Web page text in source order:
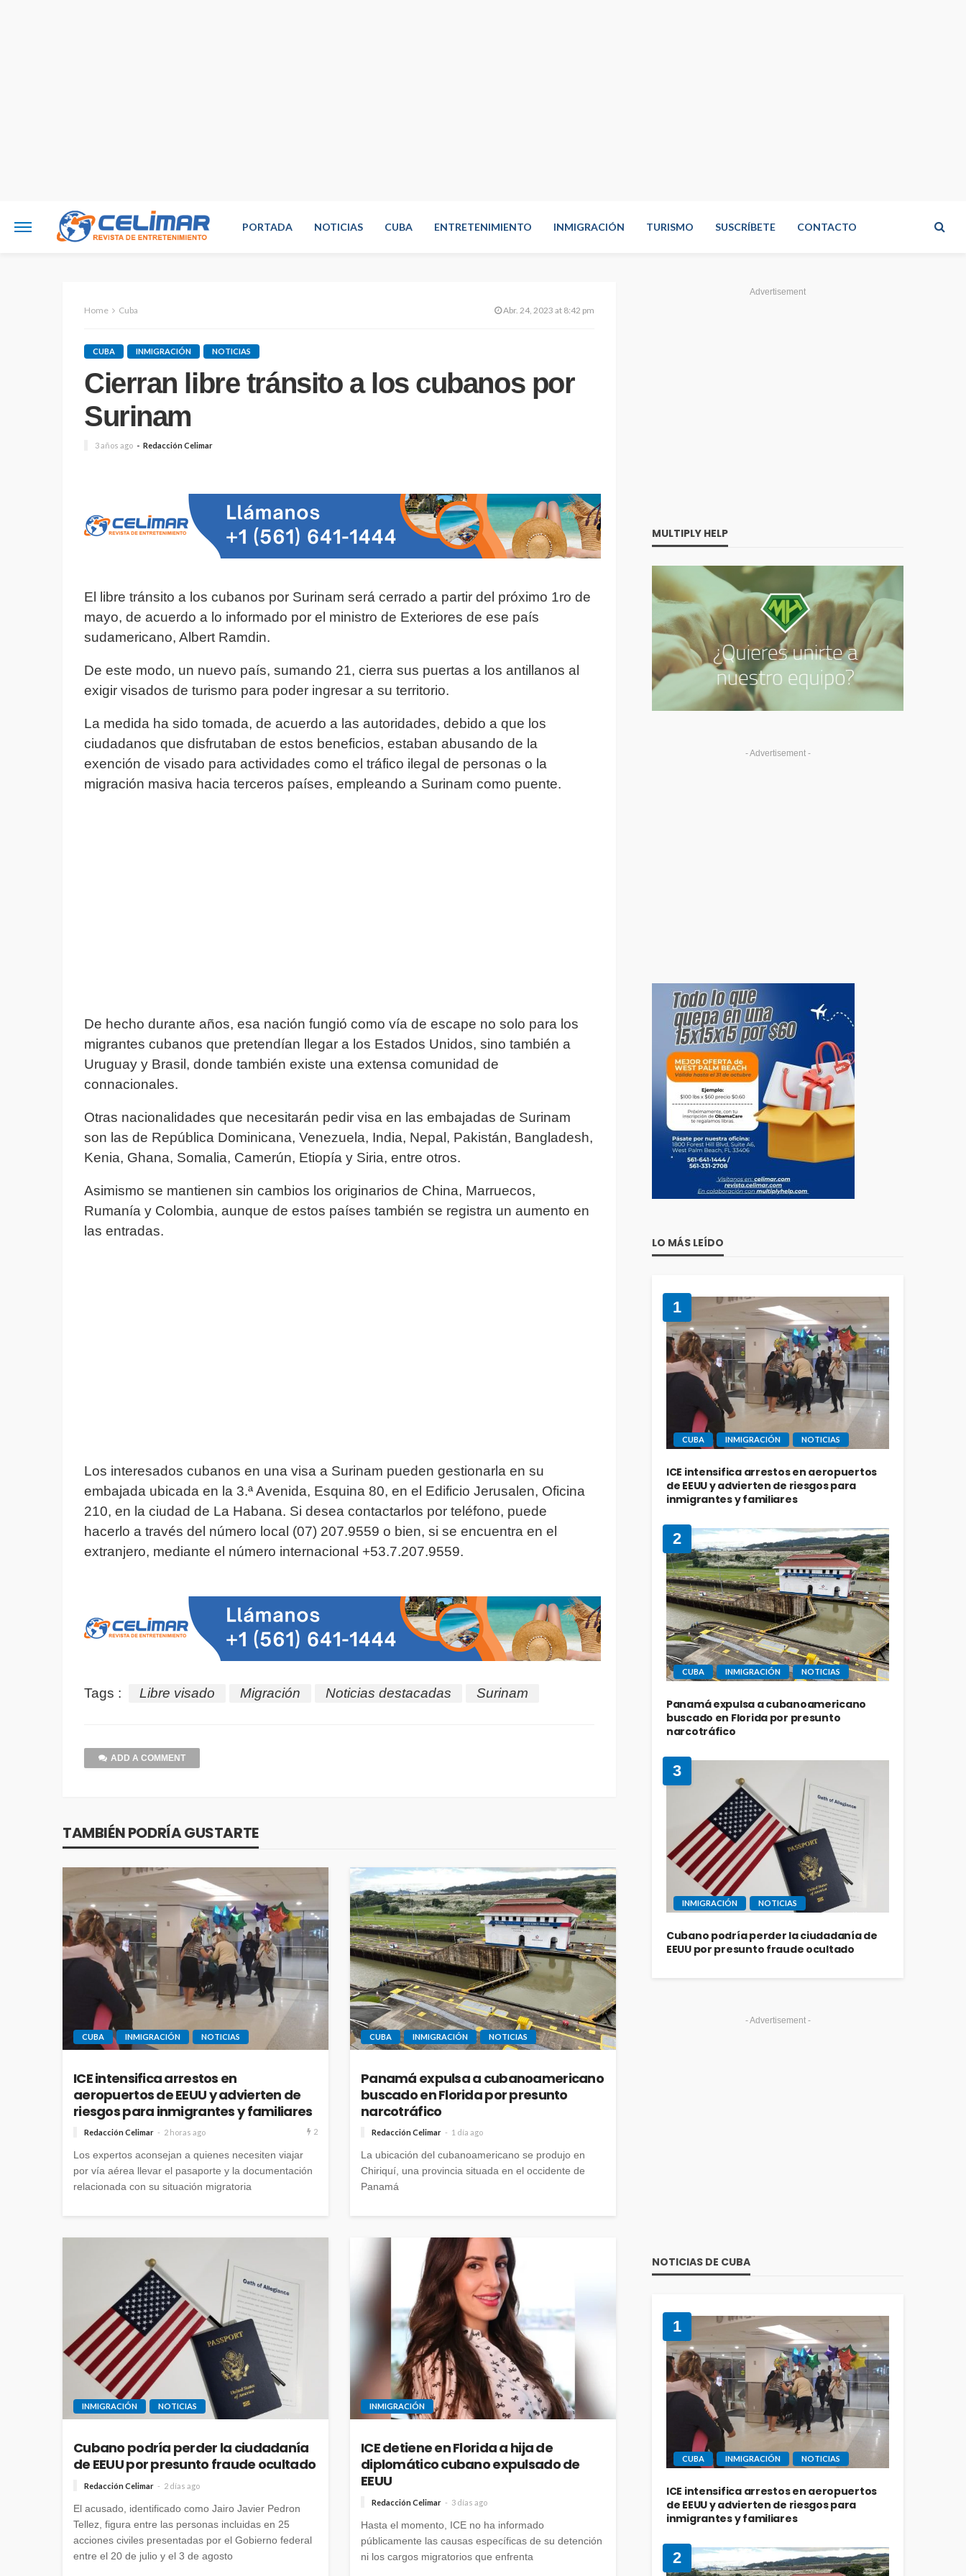
PORTADA NOTICIAS CUBA ENTRETENIMIENTO INMIGRACIÓN TURISMO SUSCRÍBETE CONTACTO
Home Cuba Abr. 24, 2023 at 8:42 pm
CUBA INMIGRACIÓN NOTICIAS
Cierran libre tránsito a los cubanos por
Surinam
3 años ago Redacción Celimar
El libre tránsito a los cubanos por Surinam será cerrado a partir del próximo 1ro de
mayo, de acuerdo a lo informado por el ministro de Exteriores de ese país
sudamericano, Albert Ramdin.
De este modo, un nuevo país, sumando 21, cierra sus puertas a los antillanos al
exigir visados de turismo para poder ingresar a su territorio.
La medida ha sido tomada, de acuerdo a las autoridades, debido a que los
ciudadanos que disfrutaban de estos beneficios, estaban abusando de la
exención de visado para actividades como el tráfico ilegal de personas o la
migración masiva hacia terceros países, empleando a Surinam como puente.
De hecho durante años, esa nación fungió como vía de escape no solo para los
migrantes cubanos que pretendían llegar a los Estados Unidos, sino también a
Uruguay y Brasil, donde también existe una extensa comunidad de
connacionales.
Otras nacionalidades que necesitarán pedir visa en las embajadas de Surinam
son las de República Dominicana, Venezuela, India, Nepal, Pakistán, Bangladesh,
Kenia, Ghana, Somalia, Camerún, Etiopía y Siria, entre otros.
Asimismo se mantienen sin cambios los originarios de China, Marruecos,
Rumanía y Colombia, aunque de estos países también se registra un aumento en
las entradas.
Los interesados cubanos en una visa a Surinam pueden gestionarla en su
embajada ubicada en la 3.ª Avenida, Esquina 80, en el Edificio Jerusalen, Oficina
210, en la ciudad de La Habana. Si desea contactarlos por teléfono, puede
hacerlo a través del número local (07) 207.9559 o bien, si se encuentra en el
extranjero, mediante el número internacional +53.7.207.9559.
Tags : Libre visado Migración Noticias destacadas Surinam
ADD A COMMENT
TAMBIÉN PODRÍA GUSTARTE
CUBA INMIGRACIÓN NOTICIAS
ICE intensifica arrestos en
aeropuertos de EEUU y advierten de
riesgos para inmigrantes y familiares
Redacción Celimar 2 horas ago 2
Los expertos aconsejan a quienes necesiten viajar
por vía aérea llevar el pasaporte y la documentación
relacionada con su situación migratoria
CUBA INMIGRACIÓN NOTICIAS
Panamá expulsa a cubanoamericano
buscado en Florida por presunto
narcotráfico
Redacción Celimar 1 día ago
La ubicación del cubanoamericano se produjo en
Chiriquí, una provincia situada en el occidente de
Panamá
INMIGRACIÓN NOTICIAS
Cubano podría perder la ciudadanía
de EEUU por presunto fraude ocultado
Redacción Celimar 2 días ago
El acusado, identificado como Jairo Javier Pedron
Tellez, figura entre las personas incluidas en 25
acciones civiles presentadas por el Gobierno federal
entre el 20 de julio y el 3 de agosto
INMIGRACIÓN
ICE detiene en Florida a hija de
diplomático cubano expulsado de
EEUU
Redacción Celimar 3 días ago
Hasta el momento, ICE no ha informado
públicamente las causas específicas de su detención
ni los cargos migratorios que enfrenta
Advertisement
MULTIPLY HELP
- Advertisement -
LO MÁS LEÍDO
1
CUBA INMIGRACIÓN NOTICIAS
ICE intensifica arrestos en aeropuertos
de EEUU y advierten de riesgos para
inmigrantes y familiares
2
CUBA INMIGRACIÓN NOTICIAS
Panamá expulsa a cubanoamericano
buscado en Florida por presunto
narcotráfico
3
INMIGRACIÓN NOTICIAS
Cubano podría perder la ciudadanía de
EEUU por presunto fraude ocultado
- Advertisement -
NOTICIAS DE CUBA
1
CUBA INMIGRACIÓN NOTICIAS
ICE intensifica arrestos en aeropuertos
de EEUU y advierten de riesgos para
inmigrantes y familiares
2